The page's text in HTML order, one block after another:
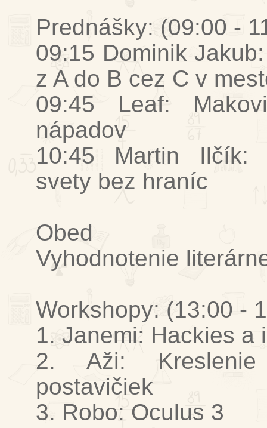
Prednášky: (09:00 -
09:15 Dominik
z A do B cez C v
09:45 Leaf:
nápadov
10:45 Martin
svety bez hraníc
Obed
Vyhodnotenie
Workshopy: (13:00 -
1. Janemi: Hackies a
2. Aži: Kreslenie
postavičiek
3. Robo: Oculus 3